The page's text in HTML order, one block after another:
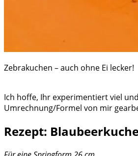
Zebrakuchen – auch ohne Ei lecker!
Ich hoffe, Ihr experimentiert viel
Umrechnung/Formel von mir
Rezept: